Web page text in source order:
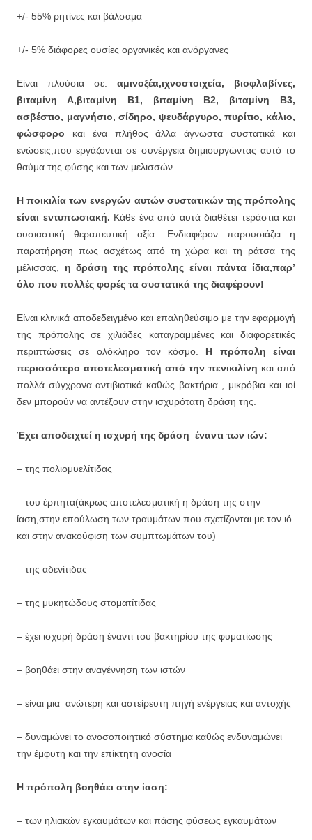
+/- 55% ρητίνες και βάλσαμα
+/- 5% διάφορες ουσίες οργανικές και ανόργανες
Είναι πλούσια σε: αμινοξέα,ιχνοστοιχεία, βιοφλαβίνες,
βιταμίνη Α,βιταμίνη Β1, βιταμίνη Β2, βιταμίνη Β3,
ασβέστιο, μαγνήσιο, σίδηρο, ψευδάργυρο, πυρίτιο, κάλιο,
φώσφορο και ένα πλήθος άλλα άγνωστα συστατικά και
ενώσεις,που εργάζονται σε συνέργεια δημιουργώντας αυτό το
θαύμα της φύσης και των μελισσών.
Η ποικιλία των ενεργών αυτών συστατικών της πρόπολης
είναι εντυπωσιακή. Κάθε ένα από αυτά διαθέτει τεράστια και
ουσιαστική θεραπευτική αξία. Ενδιαφέρον παρουσιάζει η
παρατήρηση πως ασχέτως από τη χώρα και τη ράτσα της
μέλισσας, η δράση της πρόπολης είναι πάντα ίδια,παρ’
όλο που πολλές φορές τα συστατικά της διαφέρουν!
Είναι κλινικά αποδεδειγμένο και επαληθεύσιμο με την εφαρμογή
της πρόπολης σε χιλιάδες καταγραμμένες και διαφορετικές
περιπτώσεις σε ολόκληρο τον κόσμο. Η πρόπολη είναι
περισσότερο αποτελεσματική από την πενικιλίνη και από
πολλά σύγχρονα αντιβιοτικά καθώς βακτήρια , μικρόβια και ιοί
δεν μπορούν να αντέξουν στην ισχυρότατη δράση της.
Έχει αποδειχτεί η ισχυρή της δράση έναντι των ιών:
– της πολιομυελίτιδας
– του έρπητα(άκρως αποτελεσματική η δράση της στην
ίαση,στην επούλωση των τραυμάτων που σχετίζονται με τον ιό
και στην ανακούφιση των συμπτωμάτων του)
– της αδενίτιδας
– της μυκητώδους στοματίτιδας
– έχει ισχυρή δράση έναντι του βακτηρίου της φυματίωσης
– βοηθάει στην αναγέννηση των ιστών
– είναι μια ανώτερη και αστείρευτη πηγή ενέργειας και αντοχής
– δυναμώνει το ανοσοποιητικό σύστημα καθώς ενδυναμώνει
την έμφυτη και την επίκτητη ανοσία
Η πρόπολη βοηθάει στην ίαση:
– των ηλιακών εγκαυμάτων και πάσης φύσεως εγκαυμάτων